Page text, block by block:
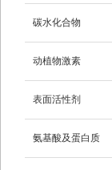
碳水化合物
动植物激素
表面活性剂
氨基酸及蛋白质